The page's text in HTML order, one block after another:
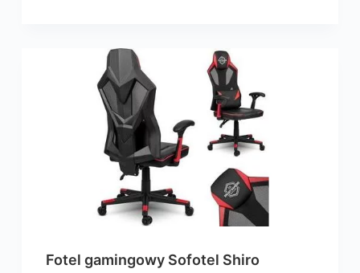
Fotel gamingowy Sofotel Shiro